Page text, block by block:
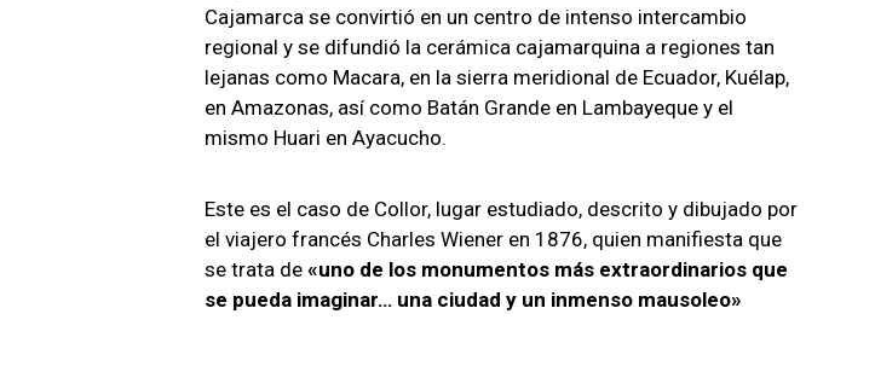
Cajamarca se convirtió en un centro de intenso intercambio
regional y se difundió la cerámica cajamarquina a regiones tan
lejanas como Macara, en la sierra meridional de Ecuador, Kuélap,
en Amazonas, así como Batán Grande en Lambayeque y el
mismo Huari en Ayacucho.
Este es el caso de Collor, lugar estudiado, descrito y dibujado por
el viajero francés Charles Wiener en 1876, quien manifiesta que
se trata de «uno de los monumentos más extraordinarios que
se pueda imaginar… una ciudad y un inmenso mausoleo»